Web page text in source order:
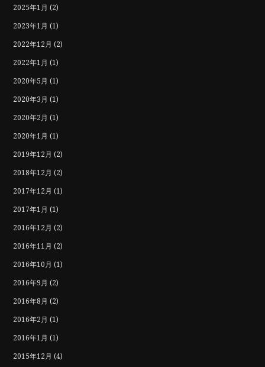
2025年1月 (2)
2023年1月 (1)
2022年12月 (2)
2022年1月 (1)
2020年5月 (1)
2020年3月 (1)
2020年2月 (1)
2020年1月 (1)
2019年12月 (2)
2018年12月 (2)
2017年12月 (1)
2017年1月 (1)
2016年12月 (2)
2016年11月 (2)
2016年10月 (1)
2016年9月 (2)
2016年8月 (2)
2016年2月 (1)
2016年1月 (1)
2015年12月 (4)